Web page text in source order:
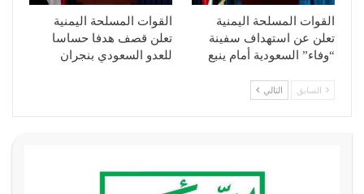
القوات المسلحة اليمنية
تعلن عن استهداف سفينة
“وفاء” السعودية أمام ينبع
القوات المسلحة اليمنية
تعلن قصف هدفا حساسا
للعدو السعودي بنجران
السابق التالي